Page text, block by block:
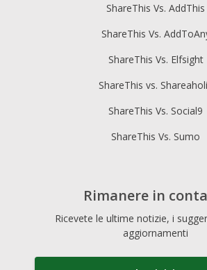
ShareThis Vs. AddThis
ShareThis Vs.
ShareThis Vs. Elfsight
ShareThis vs.
ShareThis Vs. Social9
ShareThis Vs. Sumo
Rimanere in
Ricevete le ultime notizie, i
aggiornamenti